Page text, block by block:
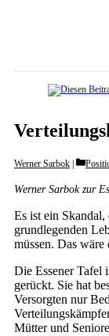
Werner Sarbok
Werner Sarbok zur
Es ist ein
grundlegenden
müssen. Das wäre
Die Essener Tafel
gerückt. Sie hat
Versorgten nur
Mütter und